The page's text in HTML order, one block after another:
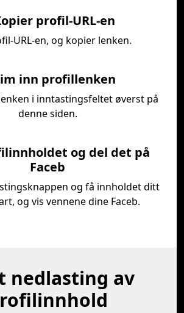
profil-URL-en
URL-en, og kopier lenken.
inn profillenken
i inntastingsfeltet øverst på
denne siden.
og del det på
Faceb
og få innholdet ditt
og vis vennene dine Faceb.
nedlasting av